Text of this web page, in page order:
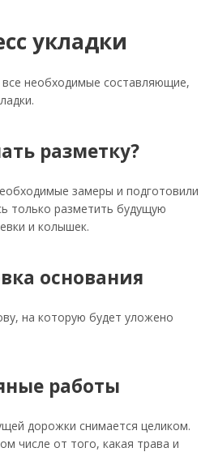
укладки
все необходимые составляющие,
разметку?
замеры и подготовили
только разметить будущую
и колышек.
основания
на которую будет уложено
работы
дорожки снимается целиком.
числе от того, какая трава и